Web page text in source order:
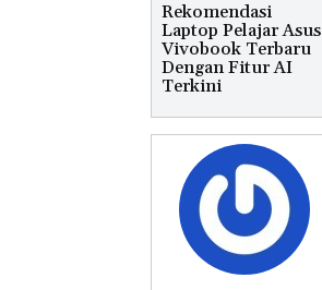
Rekomendasi
Laptop Pelajar Asus
Vivobook Terbaru
Dengan Fitur AI
Terkini